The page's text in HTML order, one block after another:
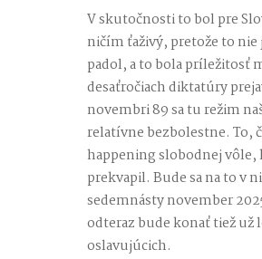
V skutočnosti to bol pre
ničím ťaživý, pretože to
padol, a to bola príležitosť
desaťročiach diktatúry
novembri 89 sa tu režim
relatívne bezbolestne. To,
happening slobodnej vôle,
prekvapil. Bude sa na to v
sedemnásty november
odteraz bude konať tiež
oslavujúcich.